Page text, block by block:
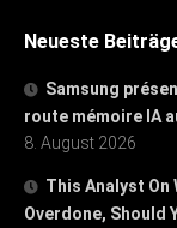
Neueste
Samsung
route mémoire IA
8. August 2026
This Analyst On
Overdone, Should